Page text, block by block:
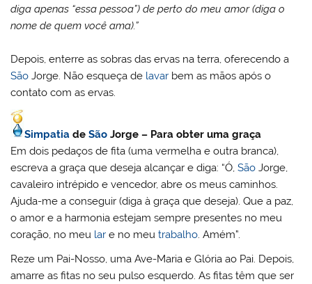
diga apenas “essa pessoa”) de perto do meu amor (diga o
nome de quem você ama).”
Depois, enterre as sobras das ervas na terra, oferecendo a
São Jorge. Não esqueça de lavar bem as mãos após o
contato com as ervas.
Simpatia deSão Jorge – Para obter uma graça
Em dois pedaços de fita (uma vermelha e outra branca),
escreva a graça que deseja alcançar e diga: “Ó,São Jorge,
cavaleiro intrépido e vencedor, abre os meus caminhos.
Ajuda-me a conseguir (diga à graça que deseja). Que a paz,
o amor e a harmonia estejam sempre presentes no meu
coração, no meu lar e no meutrabalho . Amém”.
Reze um Pai-Nosso, uma Ave-Maria e Glória ao Pai. Depois,
amarre as fitas no seu pulso esquerdo. As fitas têm que ser